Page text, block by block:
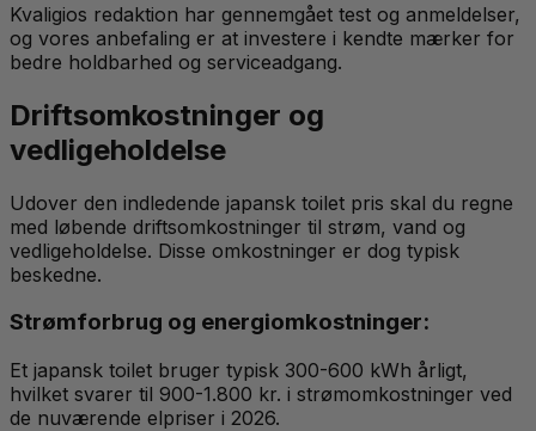
Kvaligios redaktion har gennemgået test og anmeldelser,
og vores anbefaling er at investere i kendte mærker for
bedre holdbarhed og serviceadgang.
Driftsomkostninger og
vedligeholdelse
Udover den indledende japansk toilet pris skal du regne
med løbende driftsomkostninger til strøm, vand og
vedligeholdelse. Disse omkostninger er dog typisk
beskednе.
Strømforbrug og energiomkostninger:
Et japansk toilet bruger typisk 300-600 kWh årligt,
hvilket svarer til 900-1.800 kr. i strømomkostninger ved
de nuværende elpriser i 2026.